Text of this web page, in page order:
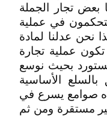
بعض تجار الجملة
في عملية
نحن عدلنا لمادة
تكون عملية تجارة
بحيث نوسع
الأساسية
صوامع يسرع في
مستقرة ومن ثم